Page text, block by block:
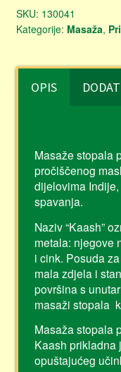
zdjelica
za
stopala
količina
SKU: 130041
Kategorije: Masaža,
OPIS
Masaže stopala
pročiščenog
dijelovima
spavanja.
Naziv “Kaash”
metala: njegove
i cink. Posuda
mala zdjela i
površina s
masaži stopala
Masaža stopala
Kaash prikladna
opuštajućeg